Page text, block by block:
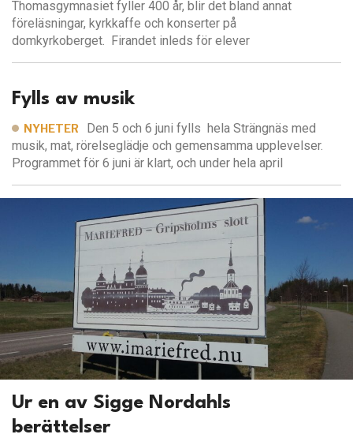
Thomasgymnasiet fyller 400 år, blir det bland annat
föreläsningar, kyrkkaffe och konserter på
domkyrkoberget. Firandet inleds för elever
Fylls av musik
NYHETER
Den 5 och 6 juni fylls hela Strängnäs med
musik, mat, rörelseglädje och gemensamma upplevelser.
Programmet för 6 juni är klart, och under hela april
Ur en av Sigge Nordahls
berättelser